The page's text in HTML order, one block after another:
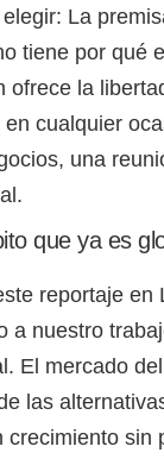
La
tiene por qué
ofrece la
cualquier
una
que ya es
reportaje en
a nuestro
El mercado
las
crecimiento sin